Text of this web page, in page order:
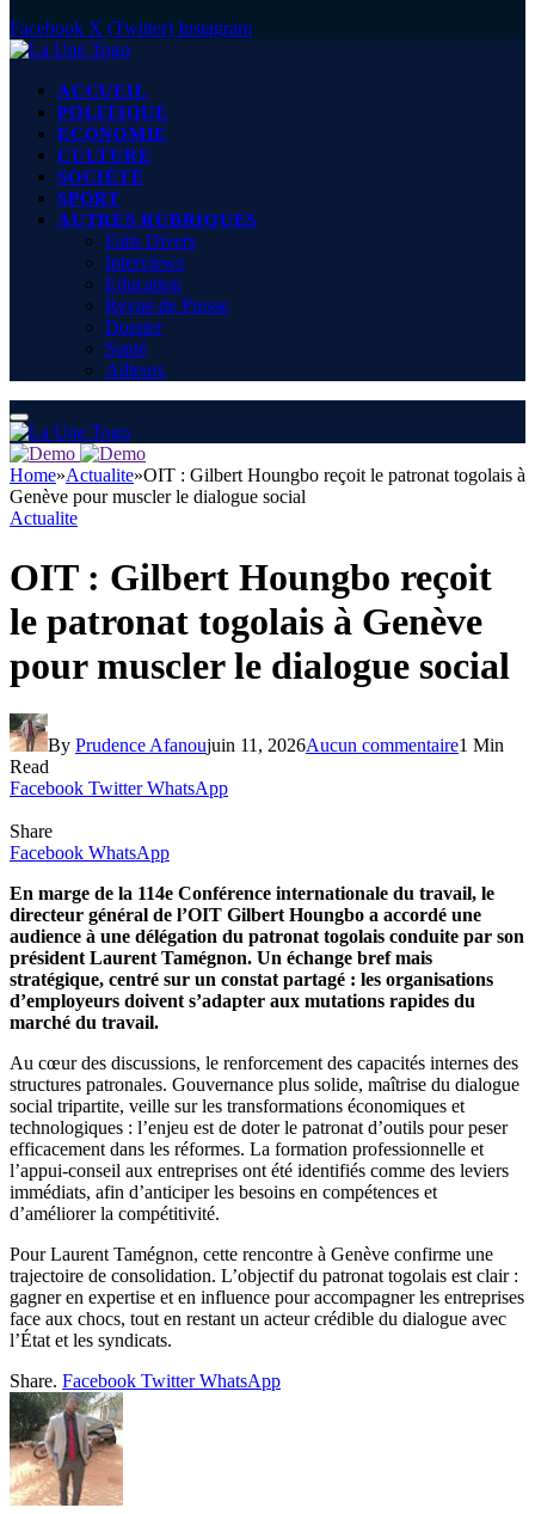
Facebook X (Twitter) Instagram
ACCUEIL
POLITIQUE
ECONOMIE
CULTURE
SOCIÉTÉ
SPORT
AUTRES RUBRIQUES
Faits Divers
Interviews
Education
Revue de Presse
Dossier
Santé
Ailleurs
Home»Actualite»OIT : Gilbert Houngbo reçoit le patronat togolais à
Genève pour muscler le dialogue social
Actualite
OIT : Gilbert Houngbo reçoit
le patronat togolais à Genève
pour muscler le dialogue social
By Prudence Afanoujuin 11, 2026Aucun commentaire1 Min
Read
Facebook Twitter WhatsApp
Share
Facebook WhatsApp
En marge de la 114e Conférence internationale du travail, le
directeur général de l’OIT Gilbert Houngbo a accordé une
audience à une délégation du patronat togolais conduite par son
président Laurent Tamégnon. Un échange bref mais
stratégique, centré sur un constat partagé : les organisations
d’employeurs doivent s’adapter aux mutations rapides du
marché du travail.
Au cœur des discussions, le renforcement des capacités internes des
structures patronales. Gouvernance plus solide, maîtrise du dialogue
social tripartite, veille sur les transformations économiques et
technologiques : l’enjeu est de doter le patronat d’outils pour peser
efficacement dans les réformes. La formation professionnelle et
l’appui-conseil aux entreprises ont été identifiés comme des leviers
immédiats, afin d’anticiper les besoins en compétences et
d’améliorer la compétitivité.
Pour Laurent Tamégnon, cette rencontre à Genève confirme une
trajectoire de consolidation. L’objectif du patronat togolais est clair :
gagner en expertise et en influence pour accompagner les entreprises
face aux chocs, tout en restant un acteur crédible du dialogue avec
l’État et les syndicats.
Share. Facebook Twitter WhatsApp